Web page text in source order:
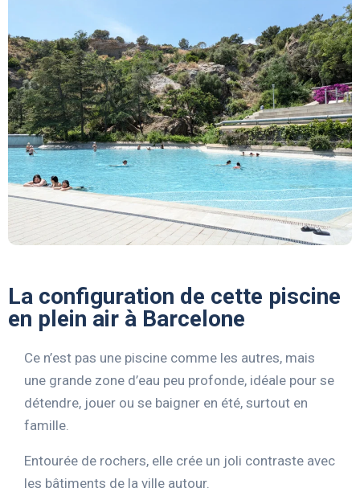
La configuration de cette piscine
en plein air à Barcelone
Ce n’est pas une piscine comme les autres, mais
une grande zone d’eau peu profonde, idéale pour se
détendre, jouer ou se baigner en été, surtout en
famille.
Entourée de rochers, elle crée un joli contraste avec
les bâtiments de la ville autour.